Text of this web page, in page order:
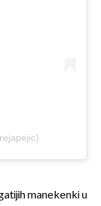
manekenki u